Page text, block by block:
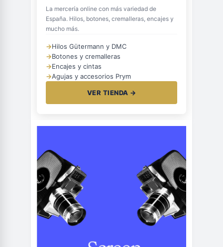
La mercería online con más variedad de
España. Hilos, botones, cremalleras, encajes y
mucho más.
→Hilos Gütermann y DMC
→Botones y cremalleras
→Encajes y cintas
→Agujas y accesorios Prym
VER TIENDA →